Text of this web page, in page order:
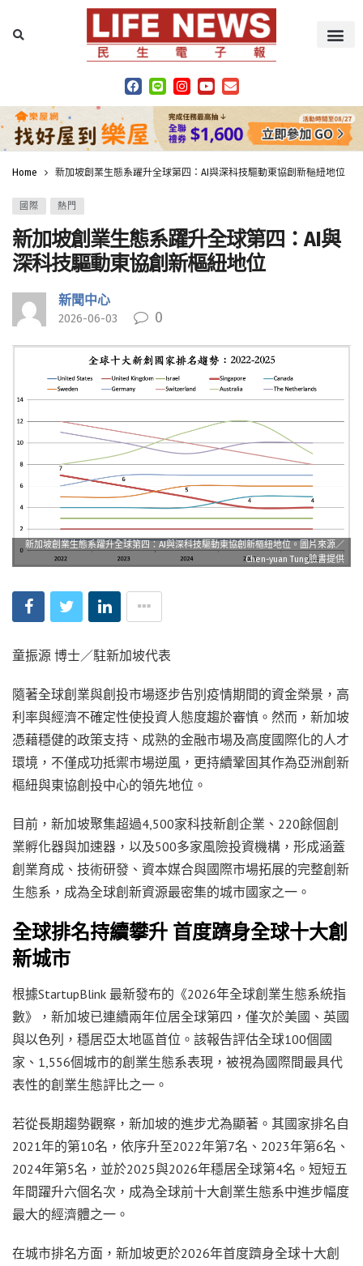
Home 新加坡創業生態系躍升全球第四：AI與深科技驅動東協創新樞紐地位
國際 熱門
新加坡創業生態系躍升全球第四：AI與
深科技驅動東協創新樞紐地位
新聞中心
2026-06-03 0
新加坡創業生態系躍升全球第四：AI與深科技驅動東協創新樞紐地位。圖片來源／
Chen-yuan Tung臉書提供
童振源 博士／駐新加坡代表
隨著全球創業與創投市場逐步告別疫情期間的資金榮景，高
利率與經濟不確定性使投資人態度趨於審慎。然而，新加坡
憑藉穩健的政策支持、成熟的金融市場及高度國際化的人才
環境，不僅成功抵禦市場逆風，更持續鞏固其作為亞洲創新
樞紐與東協創投中心的領先地位。
目前，新加坡聚集超過4,500家科技新創企業、220餘個創
業孵化器與加速器，以及500多家風險投資機構，形成涵蓋
創業育成、技術研發、資本媒合與國際市場拓展的完整創新
生態系，成為全球創新資源最密集的城市國家之一。
全球排名持續攀升 首度躋身全球十大創
新城市
根據StartupBlink 最新發布的《2026年全球創業生態系統指
數》，新加坡已連續兩年位居全球第四，僅次於美國、英國
與以色列，穩居亞太地區首位。該報告評估全球100個國
家、1,556個城市的創業生態系表現，被視為國際間最具代
表性的創業生態評比之一。
若從長期趨勢觀察，新加坡的進步尤為顯著。其國家排名自
2021年的第10名，依序升至2022年第7名、2023年第6名、
2024年第5名，並於2025與2026年穩居全球第4名。短短五
年間躍升六個名次，成為全球前十大創業生態系中進步幅度
最大的經濟體之一。
在城市排名方面，新加坡更於2026年首度躋身全球十大創